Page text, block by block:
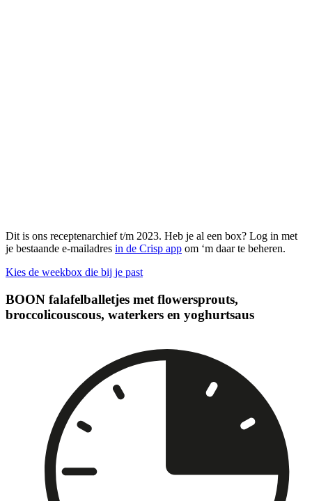
Dit is ons receptenarchief t/m 2023. Heb je al een box? Log in met
je bestaande e-mailadres in de Crisp app om ‘m daar te beheren.
Kies de weekbox die bij je past
BOON falafelballetjes met flowersprouts,
broccolicouscous, waterkers en yoghurtsaus